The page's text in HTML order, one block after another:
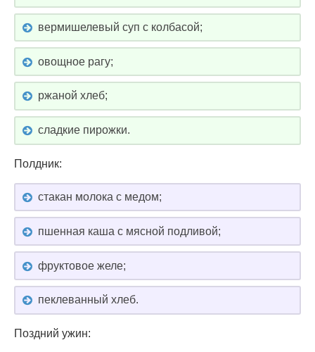
вермишелевый суп с колбасой;
овощное рагу;
ржаной хлеб;
сладкие пирожки.
Полдник:
стакан молока с медом;
пшенная каша с мясной подливой;
фруктовое желе;
пеклеванный хлеб.
Поздний ужин: